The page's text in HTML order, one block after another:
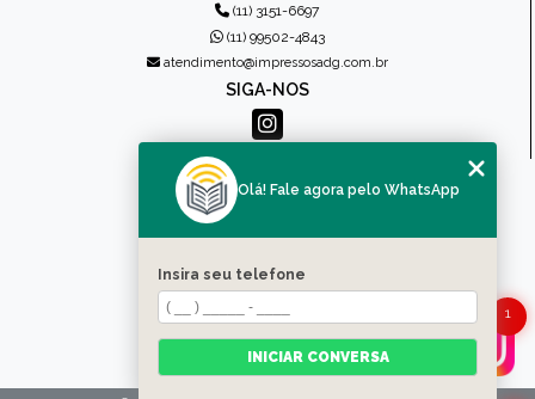
(11) 3151-6697
(11) 99502-4843
atendimento@impressosadg.com.br
SIGA-NOS
MENU
QUEM SOMOS
PRODUTOS
CONTATO
CATEGORIAS
MAPA DO SITE
1
Olá! Fale agora pelo WhatsApp
Insira seu telefone
INICIAR CONVERSA